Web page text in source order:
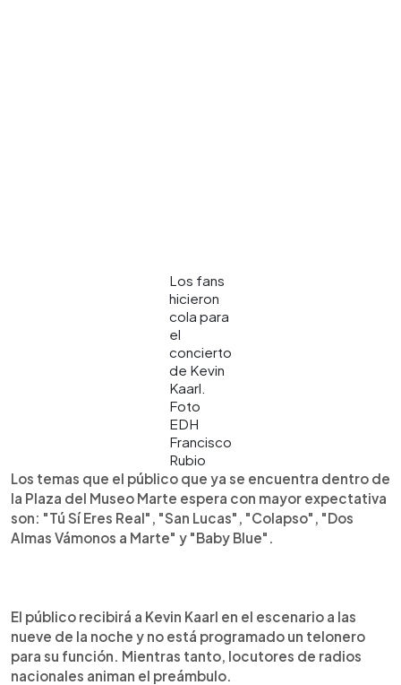
Los fans
hicieron
cola para
el
concierto
de Kevin
Kaarl.
Foto
EDH
Francisco
Rubio
Los temas que el público que ya se encuentra dentro de
la Plaza del Museo Marte espera con mayor expectativa
son: "Tú Sí Eres Real", "San Lucas", "Colapso", "Dos
Almas Vámonos a Marte" y "Baby Blue".
El público recibirá a Kevin Kaarl en el escenario a las
nueve de la noche y no está programado un telonero
para su función. Mientras tanto, locutores de radios
nacionales animan el preámbulo.